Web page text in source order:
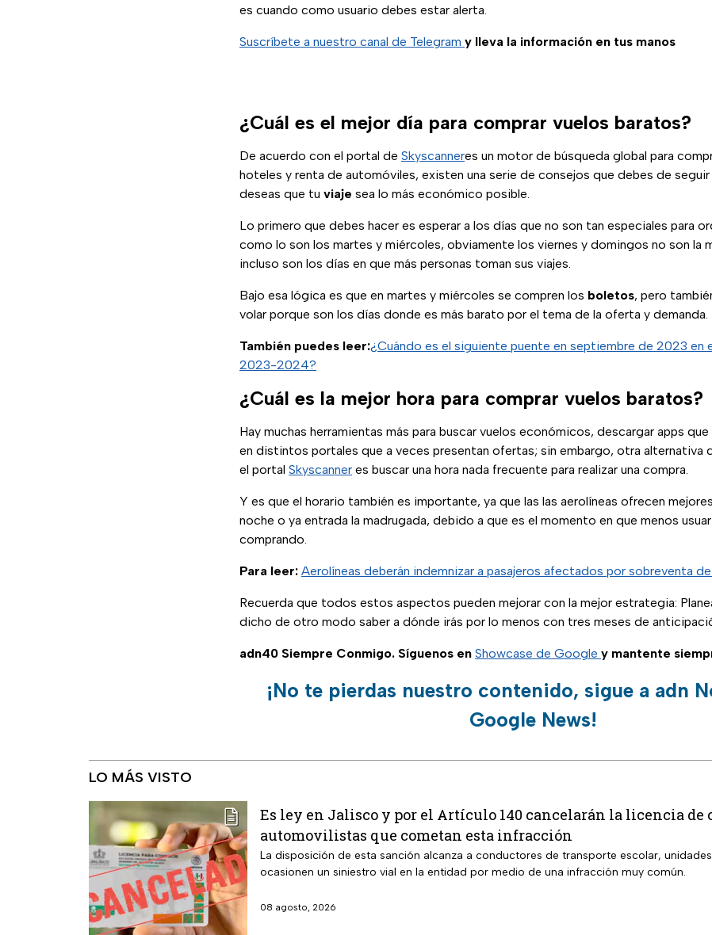
es cuando como usuario debes estar alerta.
Suscríbete a nuestro canal de Telegram y lleva la información en tus manos
¿Cuál es el mejor día para comprar vuelos baratos?
De acuerdo con el portal de Skyscanneres un motor de búsqueda global para
hoteles y renta de automóviles, existen una serie de consejos que debes de seguir
deseas que tu viaje sea lo más económico posible.
Lo primero que debes hacer es esperar a los días que no son tan especiales para
como lo son los martes y miércoles, obviamente los viernes y domingos no son la
incluso son los días en que más personas toman sus viajes.
Bajo esa lógica es que en martes y miércoles se compren los boletos, pero
volar porque son los días donde es más barato por el tema de la oferta y demanda.
También puedes leer:¿Cuándo es el siguiente puente en septiembre de 2023 en
2023-2024?
¿Cuál es la mejor hora para comprar vuelos baratos?
Hay muchas herramientas más para buscar vuelos económicos, descargar apps
en distintos portales que a veces presentan ofertas; sin embargo, otra alternativa
el portal Skyscanner es buscar una hora nada frecuente para realizar una compra.
Y es que el horario también es importante, ya que las las aerolíneas ofrecen
noche o ya entrada la madrugada, debido a que es el momento en que menos
comprando.
Para leer: Aerolíneas deberán indemnizar a pasajeros afectados por sobreventa de
Recuerda que todos estos aspectos pueden mejorar con la mejor estrategia:
dicho de otro modo saber a dónde irás por lo menos con tres meses de
adn40 Siempre Conmigo. Síguenos en Showcase de Google y mantente
¡No te pierdas nuestro contenido, sigue a adn
Google News!
LO MÁS VISTO
Es ley en Jalisco y por el Artículo 140 cancelarán la licencia de
automovilistas que cometan esta infracción
La disposición de esta sanción alcanza a conductores de transporte escolar,
ocasionen un siniestro vial en la entidad por medio de una infracción muy común.
08 agosto, 2026